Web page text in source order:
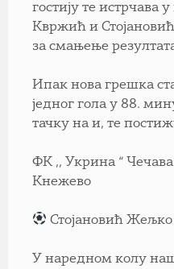
гостију те истрчава
Квржић и
за смањење
Ипак нова грешка
једног гола у 88.
тачку на и, те
ФК ,, Укрина “
Кнежево
Стојановић Жељко
У наредном колу